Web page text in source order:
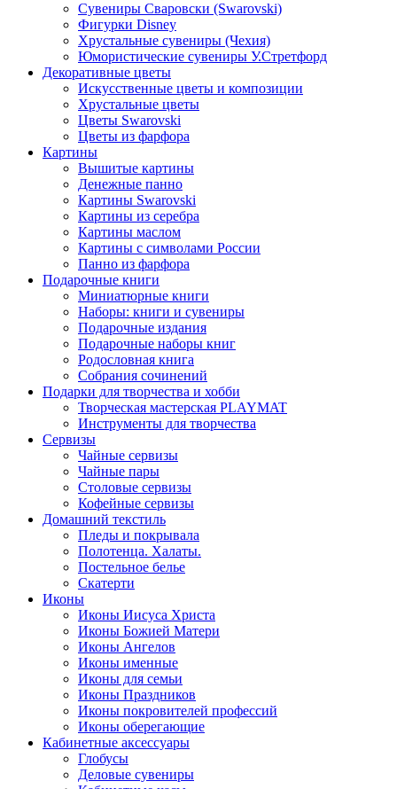
Сувениры Сваровски (Swarovski)
Фигурки Disney
Хрустальные сувениры (Чехия)
Юмористические сувениры У.Стретфорд
Декоративные цветы
Искусственные цветы и композиции
Хрустальные цветы
Цветы Swarovski
Цветы из фарфора
Картины
Вышитые картины
Денежные панно
Картины Swarovski
Картины из серебра
Картины маслом
Картины с символами России
Панно из фарфора
Подарочные книги
Миниатюрные книги
Наборы: книги и сувениры
Подарочные издания
Подарочные наборы книг
Родословная книга
Собрания сочинений
Подарки для творчества и хобби
Творческая мастерская PLAYMAT
Инструменты для творчества
Cервизы
Чайные сервизы
Чайные пары
Столовые сервизы
Кофейные сервизы
Домашний текстиль
Пледы и покрывала
Полотенца. Халаты.
Постельное белье
Скатерти
Иконы
Иконы Иисуса Христа
Иконы Божией Матери
Иконы Ангелов
Иконы именные
Иконы для семьи
Иконы Праздников
Иконы покровителей профессий
Иконы оберегающие
Кабинетные аксессуары
Глобусы
Деловые сувениры